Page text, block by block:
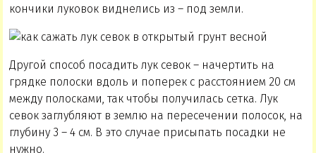
кончики луковок виднелись из – под земли.
Другой способ посадить лук севок – начертить на
грядке полоски вдоль и поперек с расстоянием 20 см
между полосками, так чтобы получилась сетка. Лук
севок заглубляют в землю на пересечении полосок, на
глубину 3 – 4 см. В это случае присыпать посадки не
нужно.